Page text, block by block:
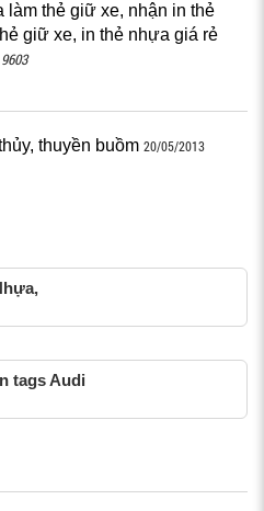
làm thẻ giữ xe, nhận in thẻ
giữ xe, in thẻ nhựa giá rẻ
9603
thuyền buồm 20/05/2013
tags Audi